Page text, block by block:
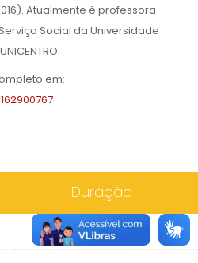
Atualmente é professora
Social da Universidade
em:
Duração
4 anos